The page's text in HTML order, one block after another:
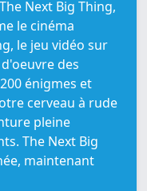
Next Big Thing,
le cinéma
le jeu vidéo sur
des
énigmes et
cerveau à rude
pleine
The Next Big
maintenant